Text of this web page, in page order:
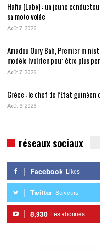
Hafia (Labé) : un jeune
sa moto volée
Août 7, 2026
Amadou Oury Bah, Premier
modèle ivoirien pour être plus
Août 7, 2026
Grèce : le chef de l’État guinéen
Août 6, 2026
réseaux sociaux
Facebook Likes
Twitter Suiveurs
8,930 Les abonnés